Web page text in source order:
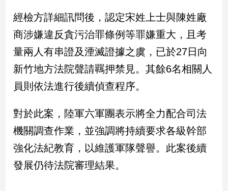
兩
岸/
國
際
會/
方
新
冠
病
專
經檢方詳細訊問後，認定宋姓上士與陳姓廠
商涉嫌違反貪污治罪條例等罪嫌重大，且考
量兩人有串證及湮滅證據之虞，已於27日向
新竹地方法院聲請羈押禁見。其餘6名相關人
員則依法進行後續偵查程序。
對於此案，陸軍六軍團表示將全力配合司法
機關調查作業，並強調將持續要求各級幹部
強化法紀教育，以維護軍隊聲譽。此案後續
發展仍待法院審理結果。